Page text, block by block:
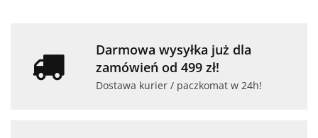
Darmowa wysyłka już dla
zamówień od 499 zł!
Dostawa kurier / paczkomat w 24h!